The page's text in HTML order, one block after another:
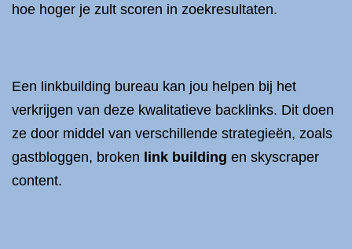
hoe hoger je zult scoren in zoekresultaten.
Een linkbuilding bureau kan jou helpen bij het
verkrijgen van deze kwalitatieve backlinks. Dit doen
ze door middel van verschillende strategieën, zoals
gastbloggen, broken link building en skyscraper
content.